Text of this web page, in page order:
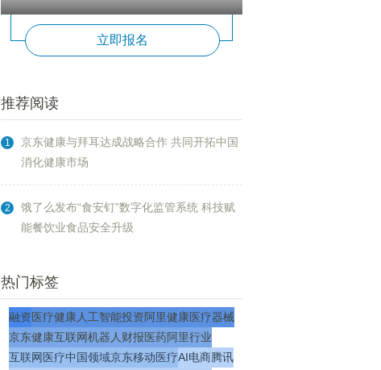
立即报名
推荐阅读
1
京东健康与拜耳达成战略合作 共同开拓中国
消化健康市场
2
饿了么发布“食安钉”数字化监管系统 科技赋
能餐饮业食品安全升级
热门标签
融资医疗健康人工智能投资阿里健康医疗器械
京东健康互联网机器人 财报医药阿里行业
互联网医疗中国领域京东移动医疗AI电商腾讯